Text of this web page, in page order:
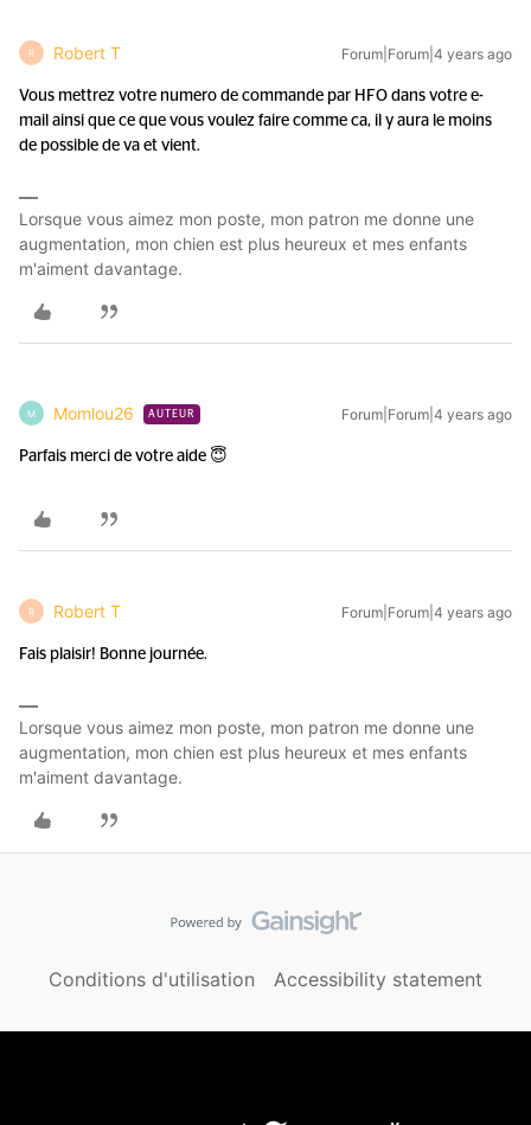
R Robert T Forum|Forum|4 years ago
Vous mettrez votre numero de commande par HFO dans votre e-
mail ainsi que ce que vous voulez faire comme ca, il y aura le moins
de possible de va et vient.
Lorsque vous aimez mon poste, mon patron me donne une
augmentation, mon chien est plus heureux et mes enfants
m'aiment davantage.
M Momlou26 AUTEUR Forum|Forum|4 years ago
Parfais merci de votre aide 😇
R Robert T Forum|Forum|4 years ago
Fais plaisir! Bonne journée.
Lorsque vous aimez mon poste, mon patron me donne une
augmentation, mon chien est plus heureux et mes enfants
m'aiment davantage.
Conditions d'utilisation Accessibility statement